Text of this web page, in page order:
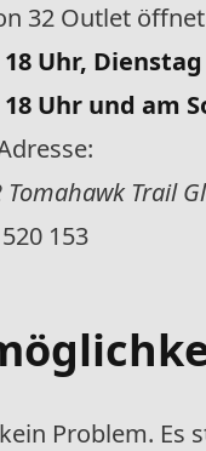
32 Outlet
Uhr,
Uhr und am
Tomahawk Trail
153
Problem. Es